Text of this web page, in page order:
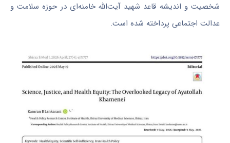
شخصیت و اندیشه قاعد شهید آیت‌الله خامنه‌ای در حوزه سلامت و
عدالت اجتماعی پرداخته شده است.